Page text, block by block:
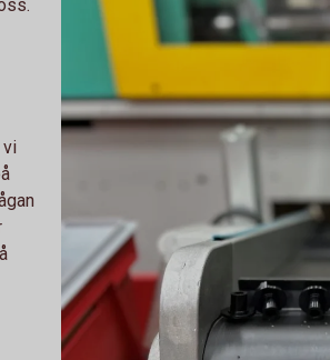
vi